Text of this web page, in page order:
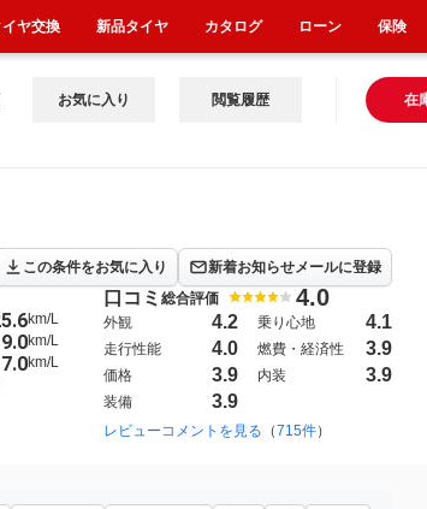
在
お気に入り 閲覧履歴
この条件をお気に入り 新着お知らせメールに登録
2024年6月~（1499）
km/L
km/L
km/L
口コミ 総合評価 4.0
外観 4.2 乗り心地 4.1
走行性能 4.0 燃費・経済性 3.9
価格 3.9 内装 3.9
装備 3.9
レビューコメントを見る （715件）
イヤ交換 新品タイヤ カタログ ローン 保険